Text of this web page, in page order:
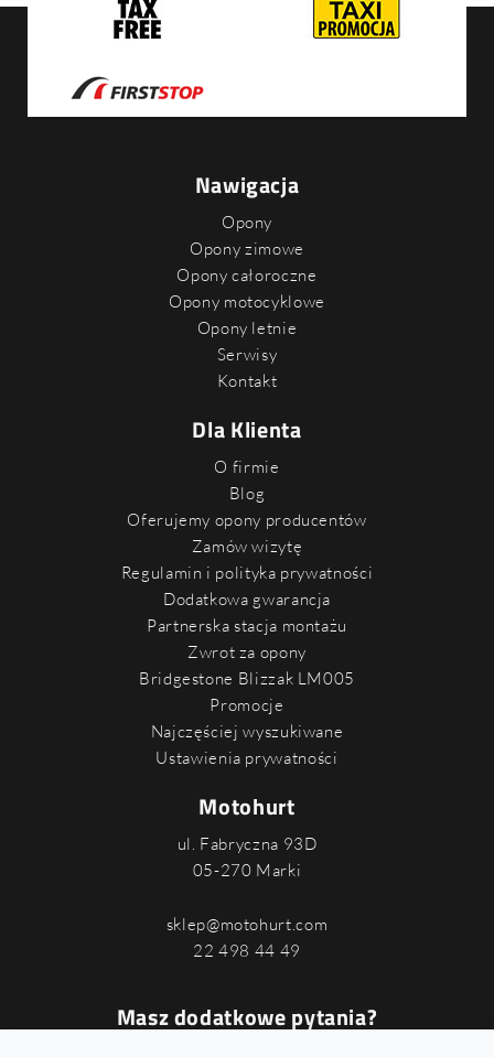
Nawigacja
Opony
Opony zimowe
Opony całoroczne
Opony motocyklowe
Opony letnie
Serwisy
Kontakt
Dla Klienta
O firmie
Blog
Oferujemy opony producentów
Zamów wizytę
Regulamin i polityka prywatności
Dodatkowa gwarancja
Partnerska stacja montażu
Zwrot za opony
Bridgestone Blizzak LM005
Promocje
Najczęściej wyszukiwane
Ustawienia prywatności
Motohurt
ul. Fabryczna 93D
05-270 Marki
sklep@motohurt.com
22 498 44 49
Masz dodatkowe pytania?